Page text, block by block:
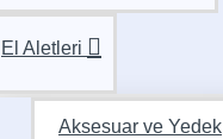
El Aletleri
Aksesuar ve Yedek